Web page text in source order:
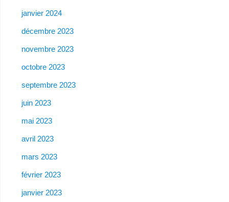
janvier 2024
décembre 2023
novembre 2023
octobre 2023
septembre 2023
juin 2023
mai 2023
avril 2023
mars 2023
février 2023
janvier 2023